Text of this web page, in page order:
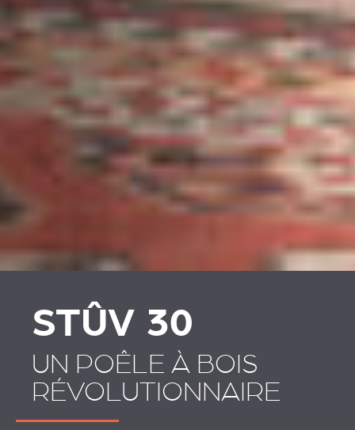
STÛV 30
UN POÊLE À BOIS
RÉVOLUTIONNAIRE